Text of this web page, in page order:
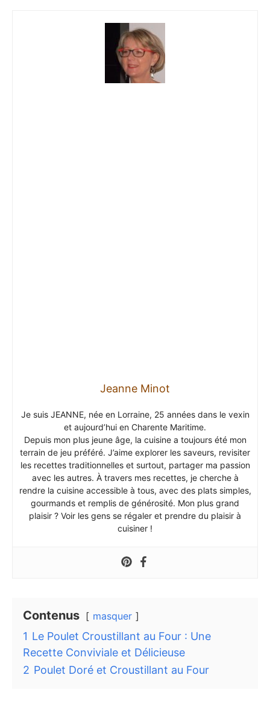
Jeanne Minot
Je suis JEANNE, née en Lorraine, 25 années dans le vexin
et aujourd’hui en Charente Maritime.
Depuis mon plus jeune âge, la cuisine a toujours été mon
terrain de jeu préféré. J’aime explorer les saveurs, revisiter
les recettes traditionnelles et surtout, partager ma passion
avec les autres. À travers mes recettes, je cherche à
rendre la cuisine accessible à tous, avec des plats simples,
gourmands et remplis de générosité. Mon plus grand
plaisir ? Voir les gens se régaler et prendre du plaisir à
cuisiner !
Contenus masquer
1 Le Poulet Croustillant au Four : Une
Recette Conviviale et Délicieuse
2 Poulet Doré et Croustillant au Four